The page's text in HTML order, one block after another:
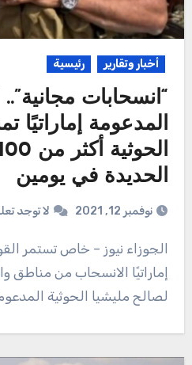
أخبار وتقارير رئيسية
“انسحابات
المدعومة إماراتيًا
الحديدة في يومين
نوفمبر 12, 2021 لا توجد
الجوزاء نيوز – خاص تستمر القوات المشتركة المدعومة
إماراتيًا الانسحاب من مناطق
لصالح مليشيا الحوثية